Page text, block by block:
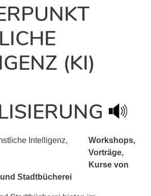
(KI)
Workshops,
Vorträge,
Kurse von
Stadtbücherei